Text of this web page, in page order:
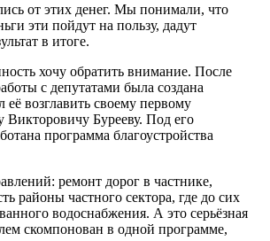
от этих денег. Мы понимали, что
эти пойдут на пользу, дадут
в итоге.
хочу обратить внимание. После
с депутатами была создана
её возглавить своему первому
Викторовичу Бурееву. Под его
программа благоустройства
ремонт дорог в частнике,
районы частного сектора, где до сих
водоснабжения. А это серьёзная
скомпонован в одной программе,